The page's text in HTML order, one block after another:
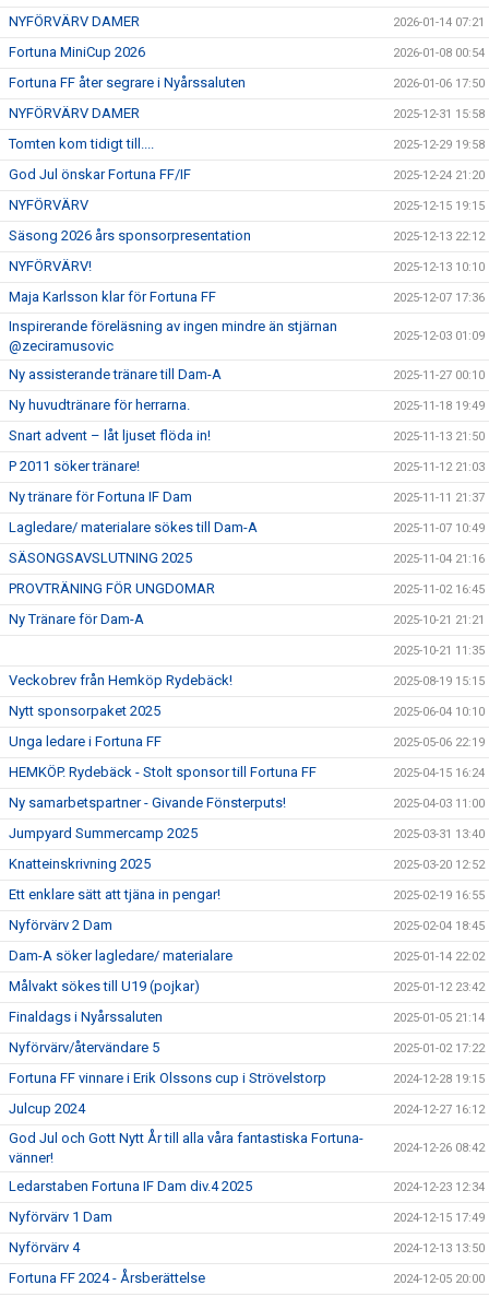
NYFÖRVÄRV DAMER 2026-01-14 07:21
Fortuna MiniCup 2026 2026-01-08 00:54
Fortuna FF åter segrare i Nyårssaluten 2026-01-06 17:50
NYFÖRVÄRV DAMER 2025-12-31 15:58
Tomten kom tidigt till.... 2025-12-29 19:58
God Jul önskar Fortuna FF/IF 2025-12-24 21:20
NYFÖRVÄRV 2025-12-15 19:15
Säsong 2026 års sponsorpresentation 2025-12-13 22:12
NYFÖRVÄRV! 2025-12-13 10:10
Maja Karlsson klar för Fortuna FF 2025-12-07 17:36
Inspirerande föreläsning av ingen mindre än stjärnan
@zeciramusovic
2025-12-03 01:09
Ny assisterande tränare till Dam-A 2025-11-27 00:10
Ny huvudtränare för herrarna. 2025-11-18 19:49
Snart advent – låt ljuset flöda in! 2025-11-13 21:50
P 2011 söker tränare! 2025-11-12 21:03
Ny tränare för Fortuna IF Dam 2025-11-11 21:37
Lagledare/ materialare sökes till Dam-A 2025-11-07 10:49
SÄSONGSAVSLUTNING 2025 2025-11-04 21:16
PROVTRÄNING FÖR UNGDOMAR 2025-11-02 16:45
Ny Tränare för Dam-A 2025-10-21 21:21
2025-10-21 11:35
Veckobrev från Hemköp Rydebäck! 2025-08-19 15:15
Nytt sponsorpaket 2025 2025-06-04 10:10
Unga ledare i Fortuna FF 2025-05-06 22:19
HEMKÖP. Rydebäck - Stolt sponsor till Fortuna FF 2025-04-15 16:24
Ny samarbetspartner - Givande Fönsterputs! 2025-04-03 11:00
Jumpyard Summercamp 2025 2025-03-31 13:40
Knatteinskrivning 2025 2025-03-20 12:52
Ett enklare sätt att tjäna in pengar! 2025-02-19 16:55
Nyförvärv 2 Dam 2025-02-04 18:45
Dam-A söker lagledare/ materialare 2025-01-14 22:02
Målvakt sökes till U19 (pojkar) 2025-01-12 23:42
Finaldags i Nyårssaluten 2025-01-05 21:14
Nyförvärv/återvändare 5 2025-01-02 17:22
Fortuna FF vinnare i Erik Olssons cup i Strövelstorp 2024-12-28 19:15
Julcup 2024 2024-12-27 16:12
God Jul och Gott Nytt År till alla våra fantastiska Fortuna-
vänner!
2024-12-26 08:42
Ledarstaben Fortuna IF Dam div.4 2025 2024-12-23 12:34
Nyförvärv 1 Dam 2024-12-15 17:49
Nyförvärv 4 2024-12-13 13:50
Fortuna FF 2024 - Årsberättelse 2024-12-05 20:00